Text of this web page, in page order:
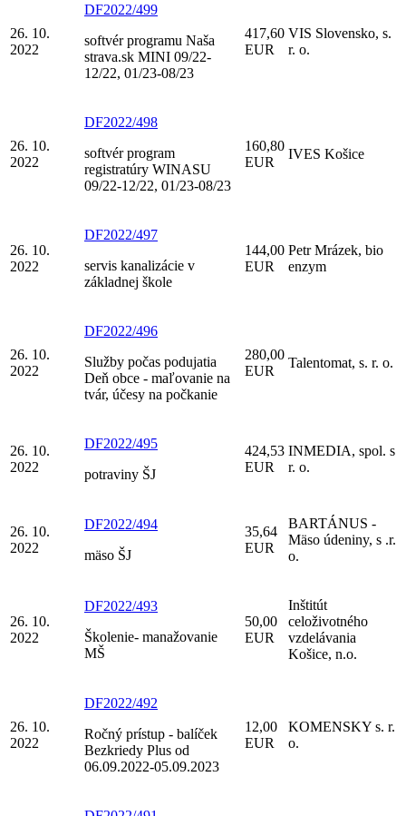
26. 10.
2022
DF2022/499
softvér programu Naša
strava.sk MINI 09/22-
12/22, 01/23-08/23
417,60
EUR
VIS Slovensko, s.
r. o.
26. 10.
2022
DF2022/498
softvér program
registratúry WINASU
09/22-12/22, 01/23-08/23
160,80
EUR
IVES Košice
26. 10.
2022
DF2022/497
servis kanalizácie v
základnej škole
144,00
EUR
Petr Mrázek, bio
enzym
26. 10.
2022
DF2022/496
Služby počas podujatia
Deň obce - maľovanie na
tvár, účesy na počkanie
280,00
EUR
Talentomat, s. r. o.
26. 10.
2022
DF2022/495
potraviny ŠJ
424,53
EUR
INMEDIA, spol. s
r. o.
26. 10.
2022
DF2022/494
mäso ŠJ
35,64
EUR
BARTÁNUS -
Mäso údeniny, s .r.
o.
26. 10.
2022
DF2022/493
Školenie- manažovanie
MŠ
50,00
EUR
Inštitút
celoživotného
vzdelávania
Košice, n.o.
26. 10.
2022
DF2022/492
Ročný prístup - balíček
Bezkriedy Plus od
06.09.2022-05.09.2023
12,00
EUR
KOMENSKY s. r.
o.